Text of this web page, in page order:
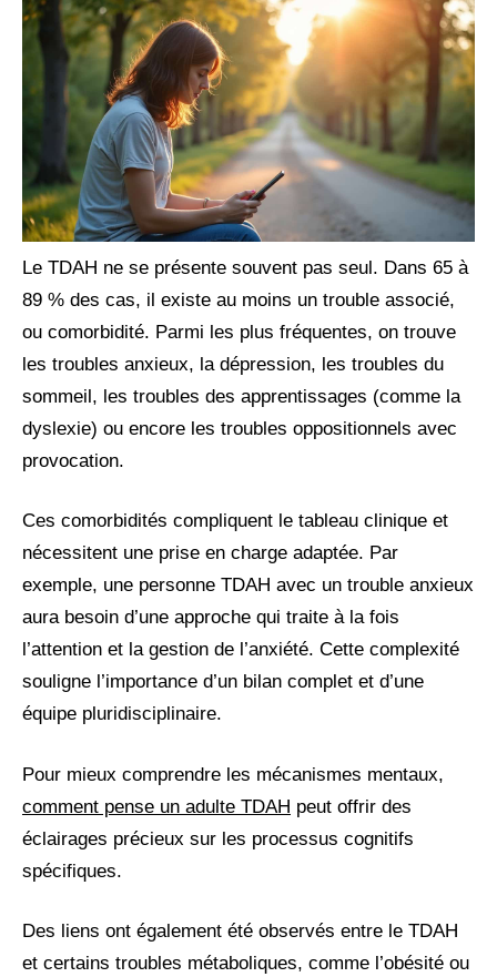
Le TDAH ne se présente souvent pas seul. Dans 65 à
89 % des cas, il existe au moins un trouble associé,
ou comorbidité. Parmi les plus fréquentes, on trouve
les troubles anxieux, la dépression, les troubles du
sommeil, les troubles des apprentissages (comme la
dyslexie) ou encore les troubles oppositionnels avec
provocation.
Ces comorbidités compliquent le tableau clinique et
nécessitent une prise en charge adaptée. Par
exemple, une personne TDAH avec un trouble anxieux
aura besoin d’une approche qui traite à la fois
l’attention et la gestion de l’anxiété. Cette complexité
souligne l’importance d’un bilan complet et d’une
équipe pluridisciplinaire.
Pour mieux comprendre les mécanismes mentaux,
comment pense un adulte TDAH peut offrir des
éclairages précieux sur les processus cognitifs
spécifiques.
Des liens ont également été observés entre le TDAH
et certains troubles métaboliques, comme l’obésité ou